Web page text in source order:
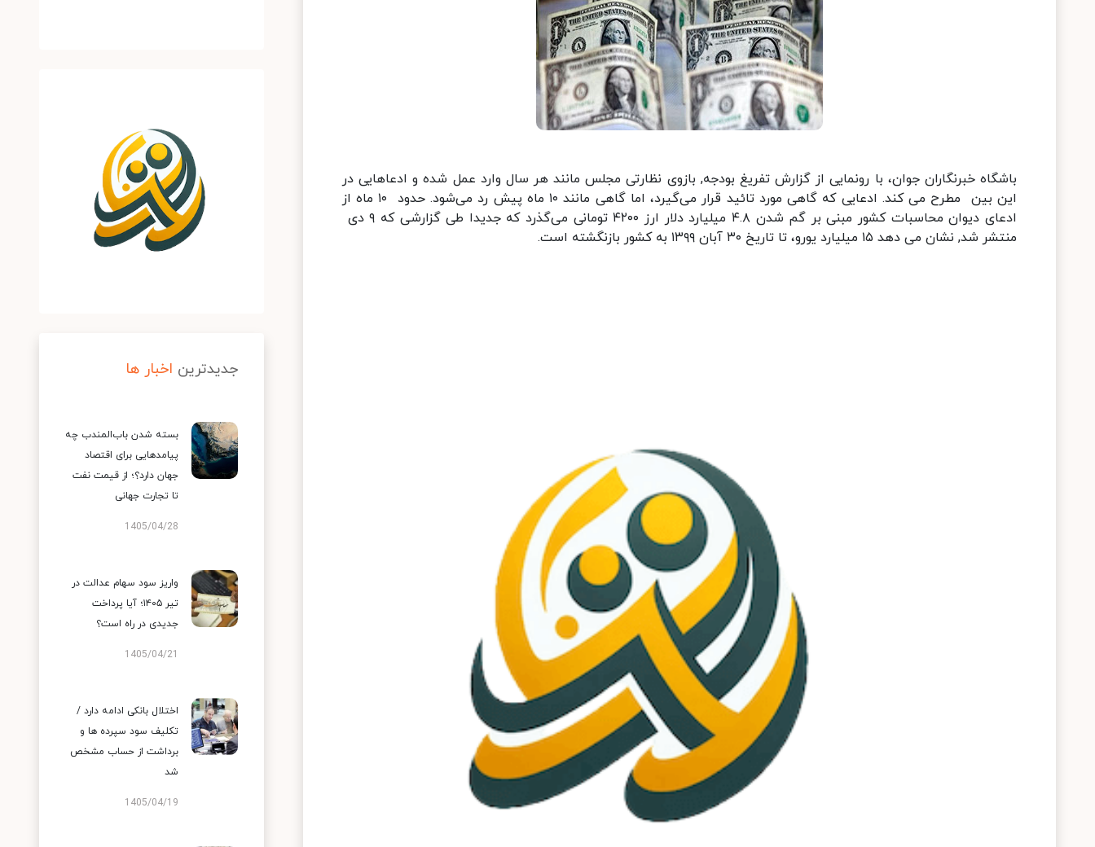
باشگاه خبرنگاران جوان، با رونمایی از گزارش تفریغ بودجه, بازوی نظارتی مجلس مانند هر سال وارد عمل شده و ادعاهایی در
این بین مطرح می کند. ادعایی که گاهی مورد تائید قرار می‌گیرد، اما گاهی مانند ۱۰ ماه پیش رد می‌شود. حدود ۱۰ ماه از
ادعای دیوان محاسبات کشور مبنی بر گم شدن ۴.۸ میلیارد دلار ارز ۴۲۰۰ تومانی می‌گذرد که جدیدا طی گزارشی که ۹ دی
منتشر شد, نشان می دهد ۱۵ میلیارد یورو، تا تاریخ ۳۰ آبان ۱۳۹۹ به کشور بازنگشته است.
جدیدترین اخبار ها
بسته شدن باب‌المندب چه
پیامدهایی برای اقتصاد
جهان دارد؟؛ از قیمت نفت
تا تجارت جهانی
1405/04/28
واریز سود سهام عدالت در
تیر ۱۴۰۵؛ آیا پرداخت
جدیدی در راه است؟
1405/04/21
اختلال بانکی ادامه دارد /
تکلیف سود سپرده ها و
برداشت از حساب مشخص
شد
1405/04/19